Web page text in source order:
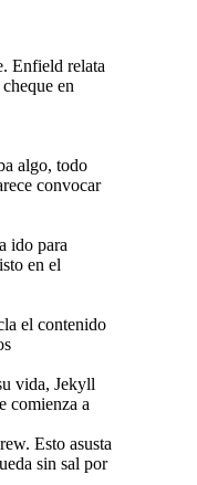
Enfield relata
en
algo, todo
convocar
ido para
en el
el contenido
vida, Jekyll
comienza a
Esto asusta
sin sal por